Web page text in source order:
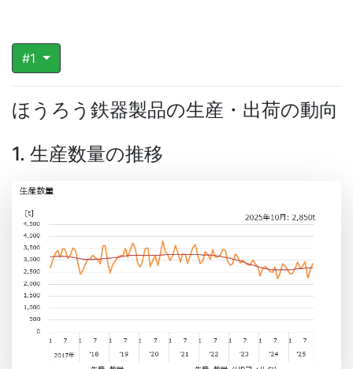
#1
ほうろう鉄器製品の生産・出荷の動向
1. 生産数量の推移